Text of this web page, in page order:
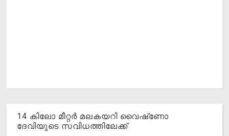
14 കിലോ മീറ്റര്‍ മലകയറി വൈഷ്‌ണോ
ദേവിയുടെ സവിധത്തിലേക്ക്